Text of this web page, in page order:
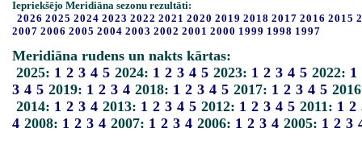
Iepriekšējo Meridiāna sezonu rezultāti:
2026 2025 2024 2023 2022 2021 2020 2019 2018 2017 2016 2015
2007 2006 2005 2004 2003 2002 2001 2000 1999 1998 1997
Meridiāna rudens un nakts kārtas:
2025: 1 2 3 4 5 2024: 1 2 3 4 5 2023: 1 2 3 4 5 2022: 1
3 4 5 2019: 1 2 3 4 2018: 1 2 3 4 5 2017: 1 2 3 4 5
2014: 1 2 3 4 2013: 1 2 3 4 5 2012: 1 2 3 4 5 2011: 1 2
4 2008: 1 2 3 4 2007: 1 2 3 4 2006: 1 2 3 4 2005: 1 2 3